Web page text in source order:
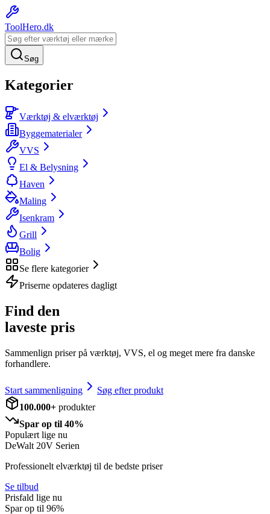
ToolHero.dk
Søg
Kategorier
Værktøj & elværktøj
Byggematerialer
VVS
El & Belysning
Haven
Maling
Isenkram
Grill
Bolig
Se flere kategorier
Priserne opdateres dagligt
Find den
laveste pris
Sammenlign priser på værktøj, VVS, el og meget mere fra danske
forhandlere.
Start sammenligning
Søg efter produkt
100.000+ produkter
Spar op til 40%
Populært lige nu
DeWalt 20V Serien
Professionelt elværktøj til de bedste priser
Se tilbud
Prisfald lige nu
Spar op til 96%